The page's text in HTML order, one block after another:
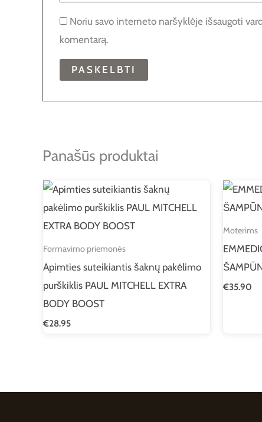
Noriu savo interneto naršyklėje išsaugoti
komentarą.
Panašūs produktai
Formavimo priemonės
Apimties suteikiantis šaknų pakėlimo
purškiklis PAUL MITCHELL EXTRA
BODY BOOST
€28.95
Moterims
€35.90